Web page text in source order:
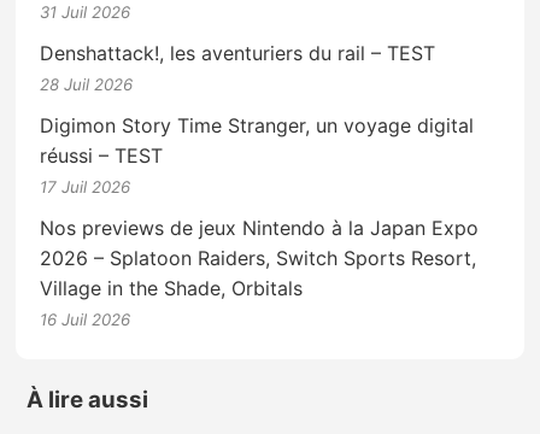
31 Juil 2026
Denshattack!, les aventuriers du rail – TEST
28 Juil 2026
Digimon Story Time Stranger, un voyage digital
réussi – TEST
17 Juil 2026
Nos previews de jeux Nintendo à la Japan Expo
2026 – Splatoon Raiders, Switch Sports Resort,
Village in the Shade, Orbitals
16 Juil 2026
À lire aussi